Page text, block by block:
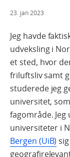
23. jan 2023
Jeg havde
udveksling i
et sted, hvor
friluftsliv samt
studerede jeg
universitet,
fagområde.
universiteter i
Bergen (UiB)